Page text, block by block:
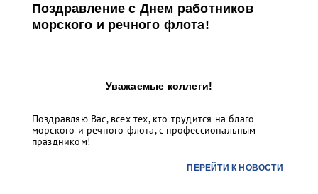
Поздравление с Днем работников
морского и речного флота!
Уважаемые коллеги!
Поздравляю Вас, всех тех, кто трудится на благо
морского и речного флота, с профессиональным
праздником!
ПЕРЕЙТИ К НОВОСТИ